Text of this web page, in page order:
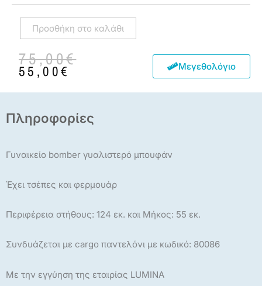
Προσθήκη στο καλάθι
75,00€
Original
price
was:
75,00€.
55,00€
Η
τρέχουσα
τιμή
είναι:
55,00€.
Μεγεθολόγιο
Πληροφορίες
Γυναικείο bomber γυαλιστερό μπουφάν
Έχει τσέπες και φερμουάρ
Περιφέρεια στήθους: 124 εκ. και Μήκος: 55 εκ.
Συνδυάζεται με cargo παντελόνι με κωδικό: 80086
Με την εγγύηση της εταιρίας LUMINA